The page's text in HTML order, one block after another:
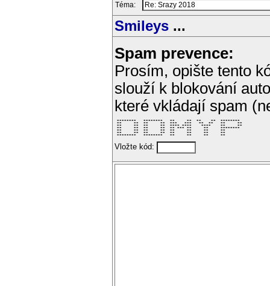
Téma:
Smileys ...
Spam prevence:
Prosím, opište tento
slouží k blokování
které vkládají spam
********   ********   **     **  **    **  ********
**     **  **     **  ***   ***   **  **   **     **
**     **  **     **  **** ****    ****    **     **
**     **  **     **  ** *** **     **     ********
**     **  **     **  **     **     **     **
**     **  **     **  **     **     **     **
********   ********   **     **     **     **
Vložte kód: